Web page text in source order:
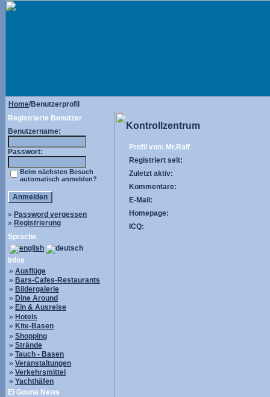
Home/Benutzerprofil
Registrierte Benutzer
Benutzername:
Passwort:
Beim nächsten Besuch
automatisch anmelden?
» Password vergessen
» Registrierung
Sprache
Infos
» Ausflüge
» Bars-Cafes-Restaurants
» Bildergalerie
» Dine Around
» Ein & Ausreise
» Hotels
» Kite-Basen
» Shopping
» Strände
» Tauch - Basen
» Veranstaltungen
» Verkehrsmittel
» Yachthäfen
El Gouna News
Kontrollzentrum
Profil von: Mr.Ralf
Registriert seit:
Zuletzt aktiv:
Kommentare:
E-Mail:
Homepage:
ICQ: